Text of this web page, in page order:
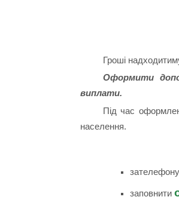
Гроші
Оформити
виплати.
Під час
населення.
заповнити